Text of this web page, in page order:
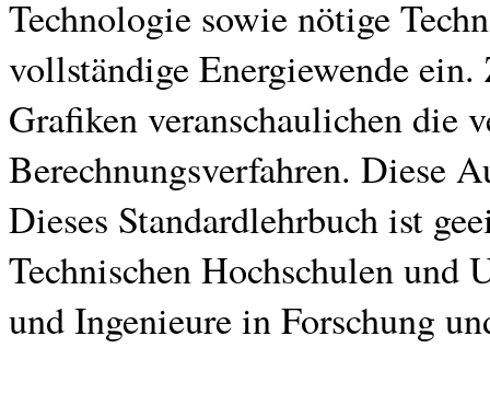
Technologie sowie nötige
vollständige Energiewende
Grafiken veranschaulichen die
Berechnungsverfahren. Diese
Dieses Standardlehrbuch ist
Technischen Hochschulen und
und Ingenieure in Forschung